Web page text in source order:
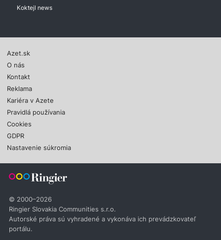
Koktejl news
Azet.sk
O nás
Kontakt
Reklama
Kariéra v Azete
Pravidlá používania
Cookies
GDPR
Nastavenie súkromia
© 2000–2026
Ringier Slovakia Communities s.r.o.
Autorské práva sú vyhradené a vykonáva ich prevádzkovateľ
portálu.